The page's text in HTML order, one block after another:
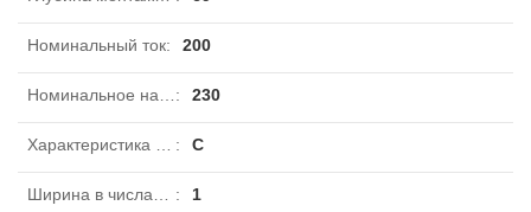
Номинальный ток: 200
: 230
: C
: 1